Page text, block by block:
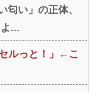
匂い」の正体、
...
ルっと！」←こ